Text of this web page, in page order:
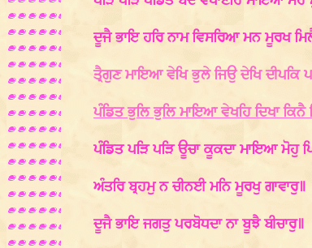
ਦੂਜੈ ਭਾਇ ਹਰਿ ਨਾਮ ਵਿਸਰਿਆ ਮਨ ਮੂਰਖ
ਤ੍ਰੈਗੁਣ ਮਾਇਆ ਵੇਖਿ ਭੁਲੇ ਜਿਉ ਦੇਖਿ
ਪੰਡਿਤ ਭੁਲਿ ਭੁਲਿ ਮਾਇਆ ਵੇਖਹਿ ਦਿਖਾ
ਪੰਡਿਤ ਪੜਿ ਪੜਿ ਊਚਾ ਕੂਕਦਾ ਮਾਇਆ ਮੋਹੁ
ਅੰਤਰਿ ਬ੍ਰਹਮੁ ਨ ਚੀਨਈ ਮਨਿ ਮੂਰਖੁ ਗਾਵਾਰੁ॥
ਦੂਜੈ ਭਾਇ ਜਗਤੁ ਪਰਬੋਧਦਾ ਨਾ ਬੂਝੈ ਬੀਚਾਰੁ॥